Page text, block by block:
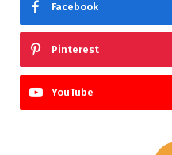
Facebook
Pinterest
YouTube